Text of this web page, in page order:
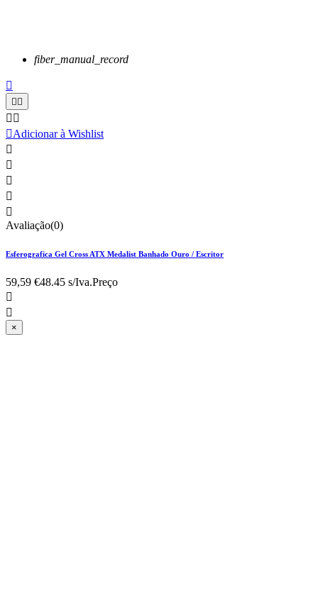
fiber_manual_record

 
 
Adicionar à Wishlist





Avaliação(0)
Esferografica Gel Cross ATX Medalist Banhado Ouro / Escritor
59,59 €48.45 s/Iva.Preço


×